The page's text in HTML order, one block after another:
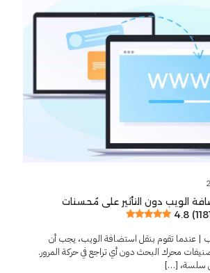
الويب دون التأثير على مُحسنات
4.8
| عندما تقوم بنقل استضافة الويب، يجب أن
محرك البحث دون أي تراجع في حركة المرور.
سلسة، […]